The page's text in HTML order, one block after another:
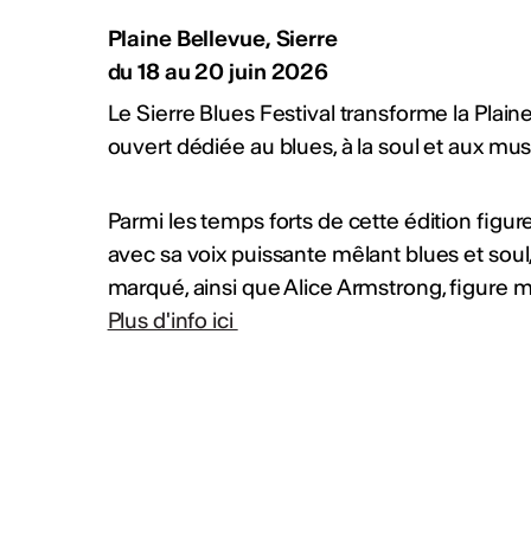
Plaine Bellevue, Sierre
du 18 au 20 juin 2026
Le Sierre Blues Festival transforme la
ouvert dédiée au blues, à la soul et aux
Parmi les temps forts de cette édition
avec sa voix puissante mêlant blues et
marqué, ainsi que Alice Armstrong, figure
Plus d'info ici